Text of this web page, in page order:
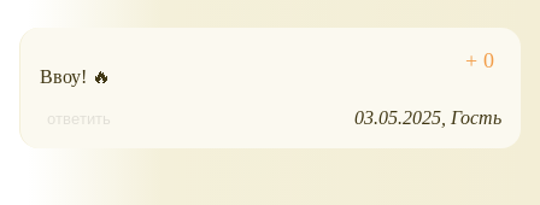
Ввоу! 🔥
ответить 03.05.2025 Гость